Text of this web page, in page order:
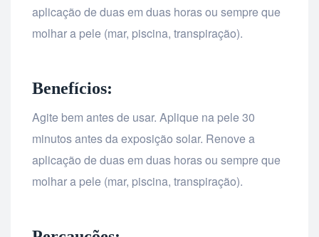
aplicação de duas em duas horas ou sempre que
molhar a pele (mar, piscina, transpiração).
Benefícios:
Agite bem antes de usar. Aplique na pele 30
minutos antes da exposição solar. Renove a
aplicação de duas em duas horas ou sempre que
molhar a pele (mar, piscina, transpiração).